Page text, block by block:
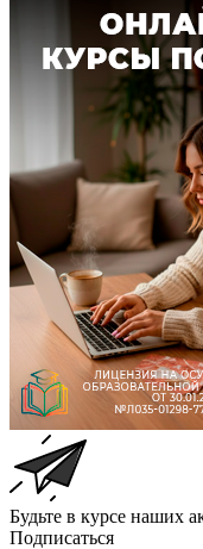
Будьте в курсе наших
Подписаться